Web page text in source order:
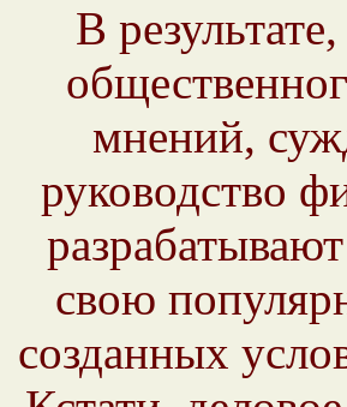
В
мнений,
руководство
свою
созданных